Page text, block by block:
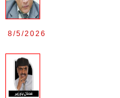
8/5/2026